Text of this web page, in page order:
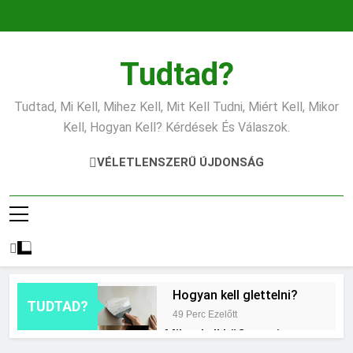
Tudtad?
Tudtad, Mi Kell, Mihez Kell, Mit Kell Tudni, Miért Kell, Mikor
Kell, Hogyan Kell? Kérdések És Válaszok.
VÉLETLENSZERŰ ÚJDONSÁG
TUDTAD?
Hogyan kell glettelni?
49 Perc Ezelőtt
Mikor kell büfiztetni a